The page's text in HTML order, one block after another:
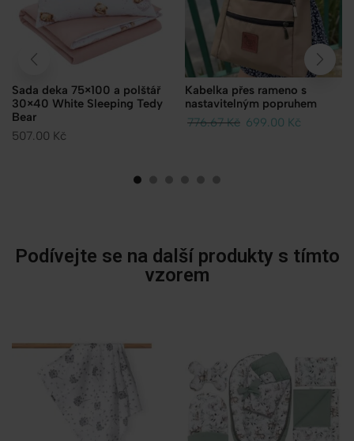
Sada deka 75×100 a polštář
30×40 White Sleeping Tedy
Bear
507.00 Kč
Kabelka přes rameno s
nastavitelným popruhem
776.67Kč 699.00 Kč
Podívejte se na další produkty s tímto
vzorem